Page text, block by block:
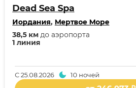
Dead Sea Spa
Иордания, Мертвое Море
1 линия
38,5 км до аэропорта
С25.08.2026 10 ночей